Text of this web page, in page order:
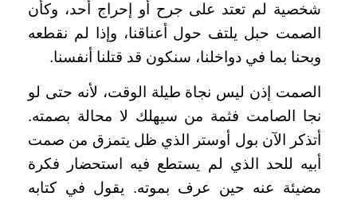
شخصية لم تعتد على جرح أو إحراج أحد، وكأن
الصمت حبل يلتف حول أعناقنا، وإذا لم نقطعه
وبحنا بما في دواخلنا، سنكون قد قتلنا أنفسنا.
الصمت إذن ليس نجاة طيلة الوقت، لأنه حتى لو
نجا الصامت فثمة من سيهلك لا محالة بصمته.
أتذكر الآن بول أوستر الذي ظل يتمزق من صمت
أبيه للحد الذي لم يستطع فيه استحضار فكرة
مضيئة عنه حين عرف بموته. يقول في كتابه